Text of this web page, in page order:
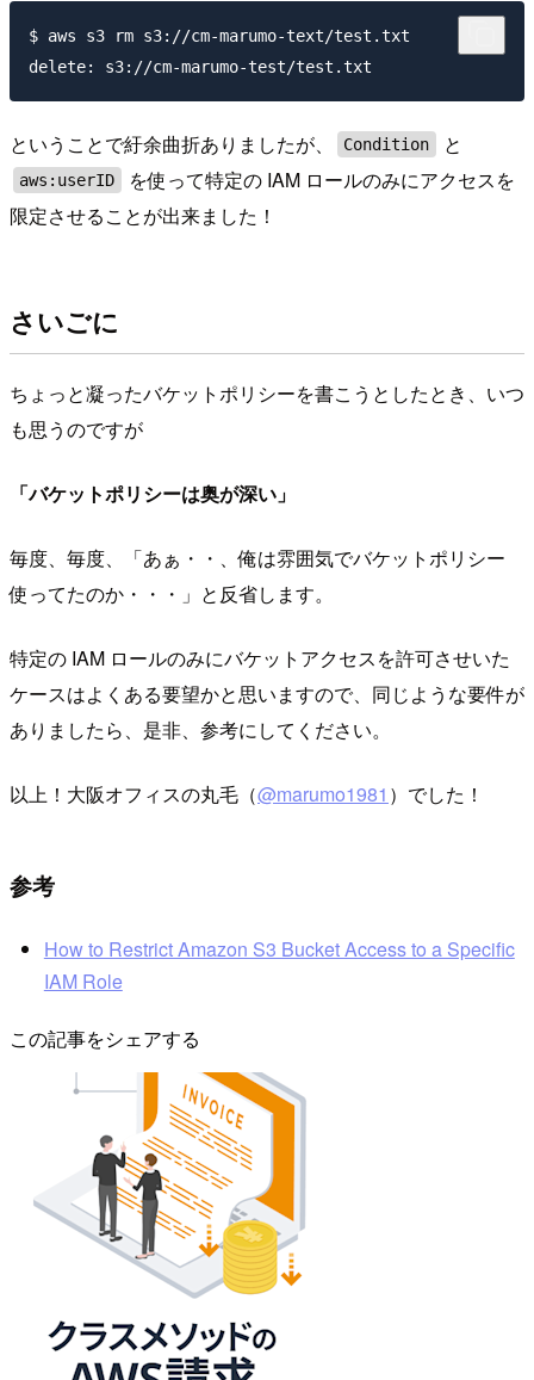
$ aws s3 rm s3://cm-marumo-text/test.txt
ということで紆余曲折ありましたが、 Condition と
aws:userID
を使って特定の IAM ロールのみにアクセスを
限定させることが出来ました！
さいごに
ちょっと凝ったバケットポリシーを書こうとしたとき、いつ
も思うのですが
「バケットポリシーは奥が深い」
毎度、毎度、「あぁ・・、俺は雰囲気でバケットポリシー
使ってたのか・・・」と反省します。
特定の IAM ロールのみにバケットアクセスを許可させいた
ケースはよくある要望かと思いますので、同じような要件が
ありましたら、是非、参考にしてください。
以上！大阪オフィスの丸毛（@marumo1981 ）でした！
参考
How to Restrict Amazon S3 Bucket Access to a Specific
IAM Role
この記事をシェアする